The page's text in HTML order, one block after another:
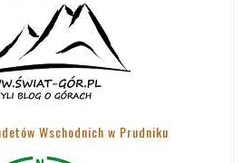
Wschodnich w Prudniku